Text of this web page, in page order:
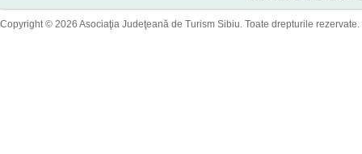
Copyright © 2026 Asociaţia Judeţeană de Turism Sibiu. Toate drepturile rezervate.